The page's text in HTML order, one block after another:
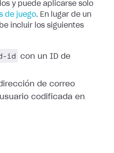
y puede aplicarse solo
de juego. En lugar de un
incluir los siguientes
id con un ID de
de correo
codificada en